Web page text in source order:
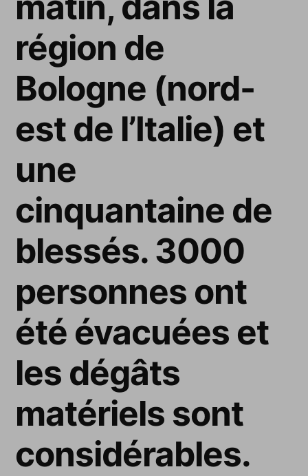
région de
Bologne (nord-
est de l’Italie) et
une
cinquantaine de
blessés. 3000
personnes ont
été évacuées et
les dégâts
matériels sont
considérables.